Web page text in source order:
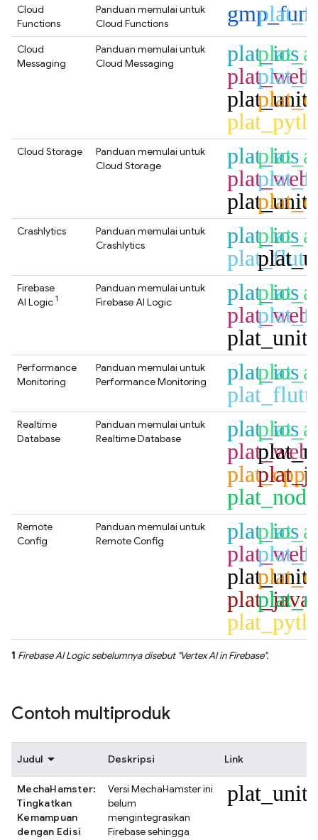
Cloud
Functions
Panduan memulai untuk
Cloud Functions
Cloud
Messaging
Panduan memulai untuk
Cloud Messaging
plat_ios
plat_web
Cloud Storage
Panduan memulai untuk
Cloud Storage
plat_ios
plat_web
Crashlytics
Panduan memulai untuk
Crashlytics
plat_ios
Firebase
AI Logic 1
Panduan memulai untuk
Firebase AI Logic
plat_ios
plat_web
Performance
Monitoring
Panduan memulai untuk
Performance Monitoring
plat_ios
Realtime
Database
Panduan memulai untuk
Realtime Database
plat_ios
plat_web
plat_cpp
plat_node
Remote
Config
Panduan memulai untuk
Remote Config
plat_ios
plat_web
plat_java
1 Firebase AI Logicsebelumnya disebut "Vertex AI in Firebase".
Contoh multiproduk
Judul Deskripsi Link
MechaHamster:
Tingkatkan
Kemampuan
dengan Edisi
Versi MechaHamster ini
belum
mengintegrasikan
Firebase sehingga